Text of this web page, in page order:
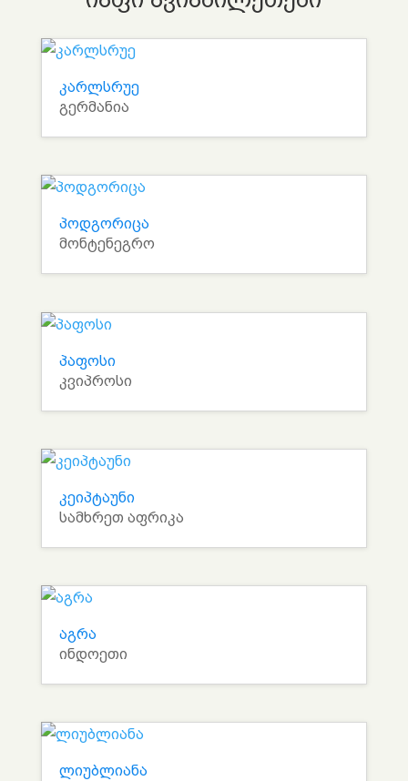
კარლსრუე
გერმანია
პოდგორიცა
მონტენეგრო
პაფოსი
კვიპროსი
კეიპტაუნი
სამხრეთ აფრიკა
აგრა
ინდოეთი
ლიუბლიანა